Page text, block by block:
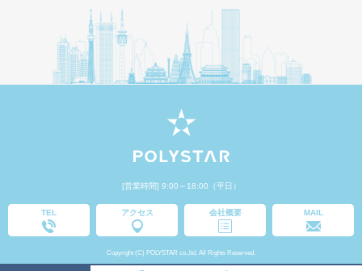
[営業時間] 9:00～18:00（平日）
TEL アクセス 会社概要 MAIL
Copyright (C) POLYSTAR co.,ltd. All Rights Reserved.